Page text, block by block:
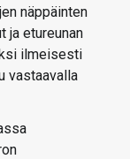
näppäinten
ja etureunan
ilmeisesti
vastaavalla